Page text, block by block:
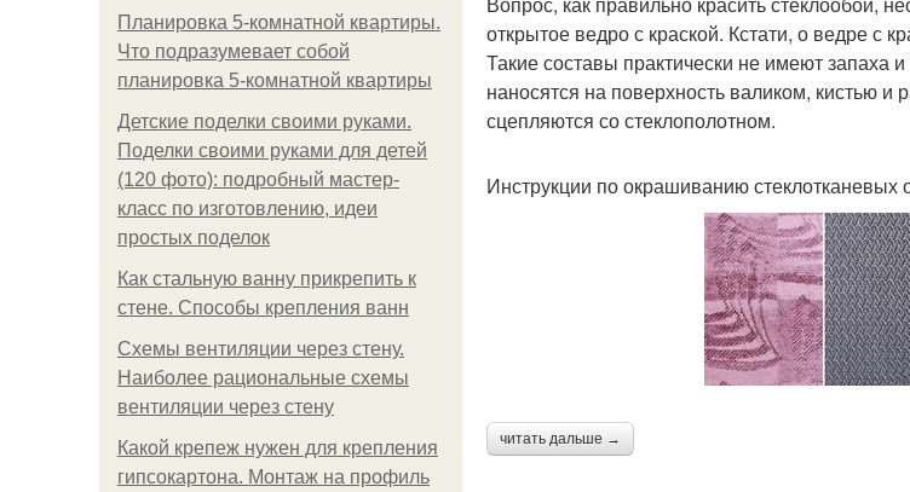
Планировка 5-комнатной квартиры.
Что подразумевает собой
планировка 5-комнатной квартиры
Детские поделки своими руками.
Поделки своими руками для детей
(120 фото): подробный мастер-
класс по изготовлению, идеи
простых поделок
Как стальную ванну прикрепить к
стене. Способы крепления ванн
Схемы вентиляции через стену.
Наиболее рациональные схемы
вентиляции через стену
Какой крепеж нужен для крепления
гипсокартона. Монтаж на профиль
открытое ведро с краской. Кстати, о ведре с
Такие составы практически не имеют запаха
наносятся на поверхность валиком, кистью
сцепляются со стеклополотном.
Инструкции по окрашиванию стеклотканевых
читать дальше →